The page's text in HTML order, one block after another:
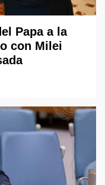
Papa a la
con Milei